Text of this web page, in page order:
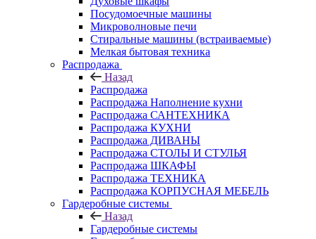
Посудомоечные машины
Микроволновые печи
Стиральные машины (встраиваемые)
Мелкая бытовая техника
Распродажа
Назад
Распродажа
Распродажа Наполнение кухни
Распродажа САНТЕХНИКА
Распродажа КУХНИ
Распродажа ДИВАНЫ
Распродажа СТОЛЫ И СТУЛЬЯ
Распродажа ШКАФЫ
Распродажа ТЕХНИКА
Распродажа КОРПУСНАЯ МЕБЕЛЬ
Гардеробные системы
Назад
Гардеробные системы